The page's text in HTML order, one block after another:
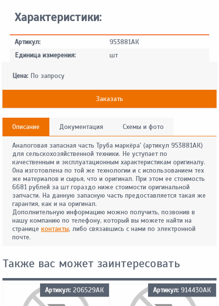
Характеристики:
Артикул:
953881АК
Единица измерения:
шт
Цена: По запросу
Заказать
Описание Документация Схемы и фото
Аналоговая запасная часть Труба маркёра' (артикул 953881АК)
для сельскохозяйственной техники. Не уступает по
качественным и эксплуатационным характеристикам оригиналу.
Она изготовлена по той же технологии и с использованием тех
же материалов и сырья, что и оригинал. При этом ее стоимость
6681 рублей за шт гораздо ниже стоимости оригинальной
запчасти. На данную запасную часть предоставляется такая же
гарантия, как и на оригинал.
Дополнительную информацию можно получить, позвонив в
нашу компанию по телефону, который вы можете найти на
странице контакты, либо связавшись с нами по электронной
почте.
Также вас может заинтересовать
Артикул: 206529АК Артикул: 914430АК